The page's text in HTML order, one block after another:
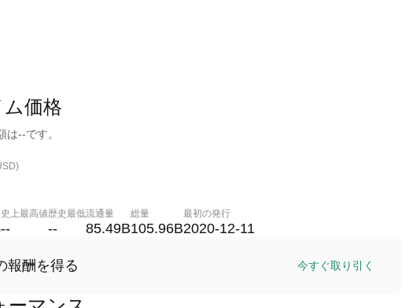
価格
--です。
史上最高値
--
歴史最低
--
流通量
85.49B
総量
105.96B
最初の発行
2020-12-11
報酬を得る 今すぐ取り引く